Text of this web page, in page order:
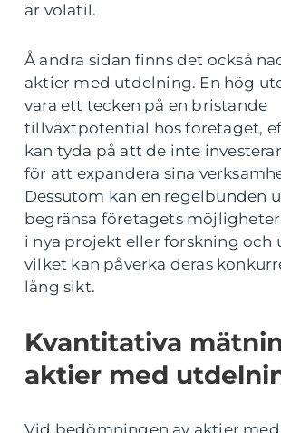
är volatil.
Å andra sidan finns det också
aktier med utdelning. En hög
vara ett tecken på en bristande
tillväxtpotential hos företaget,
kan tyda på att de inte
för att expandera sina
Dessutom kan en regelbunden
begränsa företagets
i nya projekt eller forskning och
vilket kan påverka deras
lång sikt.
Kvantitativa
aktier med